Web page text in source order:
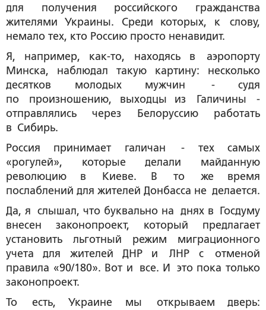
для получения российского гражданства
жителями Украины. Среди которых, к слову,
немало тех, кто Россию просто ненавидит.
Я, например, как-то, находясь в аэропорту
Минска, наблюдал такую картину: несколько
десятков молодых мужчин - судя
по произношению, выходцы из Галичины -
отправлялись через Белоруссию работать
в Сибирь.
Россия принимает галичан - тех самых
«рогулей», которые делали майданную
революцию в Киеве. В то же время
послаблений для жителей Донбасса не делается.
Да, я слышал, что буквально на днях в Госдуму
внесен законопроект, который предлагает
установить льготный режим миграционного
учета для жителей ДНР и ЛНР с отменой
правила «90/180». Вот и все. И это пока только
законопроект.
То есть, Украине мы открываем дверь: